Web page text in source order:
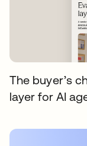
The buyer’s
layer for AI